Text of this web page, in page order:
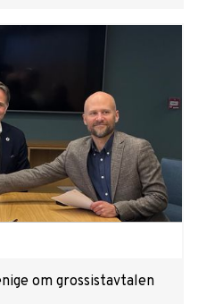
om grossistavtalen